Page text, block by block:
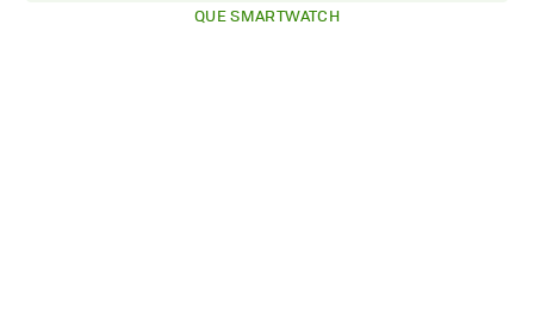
QUE SMARTWATCH